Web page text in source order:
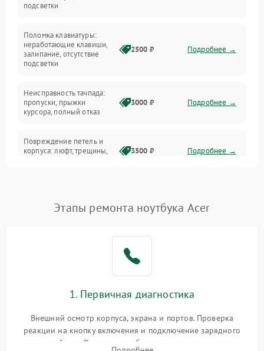
Электрические и системные сбои
Интерфейсные проблемы
Батарея
Сеть и интернет
подсветки
Поломка клавиатуры:
неработающие клавиши,
залипание, отсутствие
подсветки
2500 ₽ Подробнее →
Неисправность тачпада:
пропуски, прыжки
курсора, полный отказ
3000 ₽ Подробнее →
Повреждение петель и
корпуса: люфт, трещины,
3500 ₽ Подробнее →
невозможность зарядки,
2500 ₽ Подробнее →
2000 ₽
Перегрев из‑за пыли,
неисправности кулера
Выход из строя SSD или
Этапы ремонта ноутбука Acer
1. Первичная диагностика
Внешний осмотр корпуса, экрана и портов. Проверка
реакции на кнопку включения и подключение зарядного
устройства. Оценка потребления тока с помощью